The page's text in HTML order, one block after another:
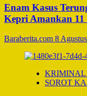
Enam Kasus
Kepri Amankan 11
Baraberita.com 8
SOROT